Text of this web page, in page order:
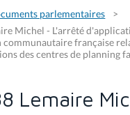
parlementaires
Michel - L'arrêté
communautaire française
des centres de planning
Lemaire